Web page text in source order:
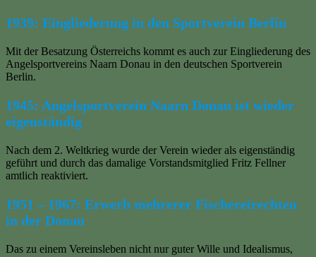
1939: Eingliederung in den Sportverein Berlin
Mit der Besatzung Österreichs kommt es auch zur Eingliederung des
Angelsportvereins Naarn Donau in den deutschen Sportverein
Berlin.
1945: Angelsportverein Naarn Donau ist wieder
eigenständig
Nach dem 2. Weltkrieg wurde der Verein wieder als eigenständig
geführt und durch das damalige Vorstandsmitglied Fritz Fellner
amtlich reaktiviert.
1951 – 1967: Erwerb mehrerer Fischereirechten
in der Donau
Das zu einem Vereinsleben nicht nur guter Wille und Idealismus,